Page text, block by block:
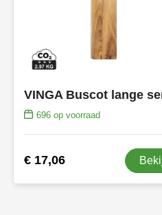
696op voorraad
€ 17,06